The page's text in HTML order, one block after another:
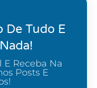
De Tudo E
E Receba Na
Posts E